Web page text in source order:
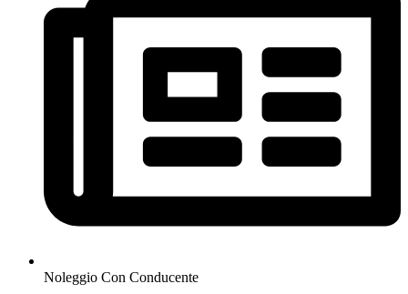
Noleggio Con Conducente